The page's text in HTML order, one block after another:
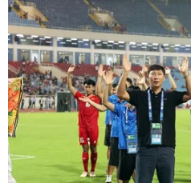
Nâng cấp Quảng Ninh,
Tạo tiền đề phát triển văn
địa phương
06/08/2026 07:30
Chủ tịch Quốc hội Thái